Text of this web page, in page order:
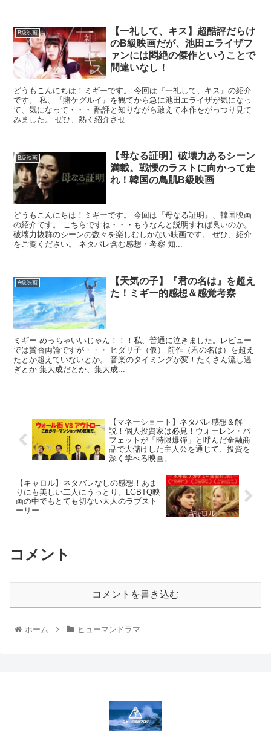
B級映画
【一礼して、キス】超酷評だらけ
のB級映画だが、池田エライザフ
ァンには悶絶の傑作ということで
間違いなし！
どうもこんにちは！ミギーです。 今回は『一礼して、キス』の紹介
です。 私、『賭ケグルイ』を観てから急に池田エライザが気になっ
て、気になって・・・ 酷評と知りながら敢えて本作をがっつり見て
みました。 ぜひ、熱く紹介させ...
B級映画
【母なる証明】破壊力あるシーン
満載。戦慄のラストに向かって走
れ！韓国の鳥肌B級映画
どうもこんにちは！ミギーです。 今回は『母なる証明』、韓国映画
の紹介です。 こちらですね・・・もうなんと説明すれば良いのか。
破壊力抜群のシーンの数々を楽しむしかない映画です。 ぜひ、紹介
をご覧ください。 ネタバレ含む感想・考察 知...
A級映画
【天気の子】『君の名は』を超え
た！ミギー的感想＆感覚考察
ミギー めっちゃいいじゃん！！！私、普通に泣きました。レビュー
では賛否両論ですが・・・ ヒダリ子（仮） 前作（君の名は）を超え
たとか超えていないとか。 音楽のタイミングが変！たくさん流し過
ぎとか 集大成だとか、集大成...
【マネーショート】ネタバレ感想＆解
説！個人投資家は必見！ウォーレン・バ
フェットが「時限爆弾」と呼んだ金融商
品で大儲けした主人公を通じて、投資を
深く学べる映画。
【キャロル】ネタバレなしの感想！あま
りにも美しい二人にうっとり。LGBTQ映
画の中でもとても切ない大人のラブスト
ーリー
コメント
コメントを書き込む
ホーム ヒューマンドラマ